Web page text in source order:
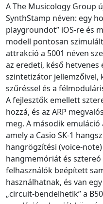
A The Musicology Group
SynthStamp néven: egy
playgroundot” iOS-re és
modell pontosan
attrakció a 5001 néven
az eredeti, késő
szintetizátor jellemzőivel,
szűréssel és a
A fejlesztők emellett
hozzá, és az ARP
meg. A második emuláció
amely a Casio SK-1
hangrögzítési (voice-
hangmemóriát és
felhasználók beépített
használhatnak, és van
„circuit-bendelhetik” a